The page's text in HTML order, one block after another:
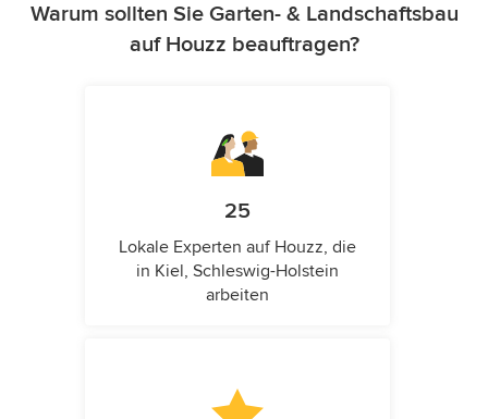
Warum sollten Sie Garten- & Landschaftsbau
auf Houzz beauftragen?
25
Lokale Experten auf Houzz, die
in Kiel, Schleswig-Holstein
arbeiten